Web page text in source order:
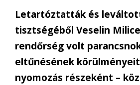
Letartóztatták és
tisztségéből Veselin
rendőrség volt
eltűnésének
nyomozás részeként –